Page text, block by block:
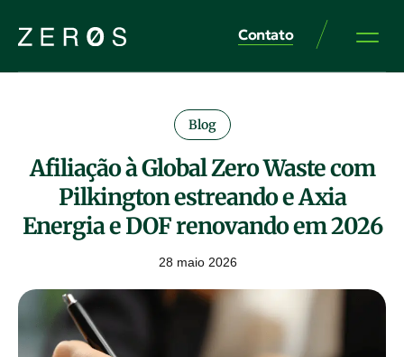
Contato
Blog
Afiliação à Global Zero Waste com
Pilkington estreando e Axia
Energia e DOF renovando em 2026
28 maio 2026